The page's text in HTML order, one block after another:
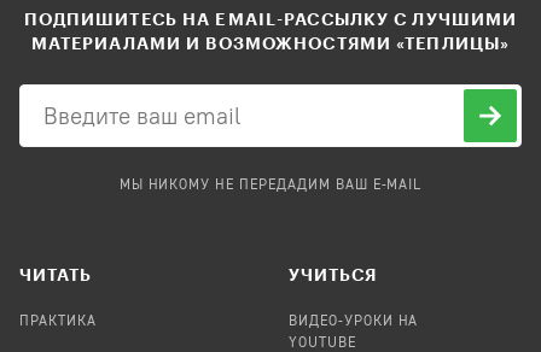
ПОДПИШИТЕСЬ НА EMAIL-РАССЫЛКУ С ЛУЧШИМИ
МАТЕРИАЛАМИ И ВОЗМОЖНОСТЯМИ «ТЕПЛИЦЫ»
МЫ НИКОМУ НЕ ПЕРЕДАДИМ ВАШ E-MAIL
ЧИТАТЬ
ПРАКТИКА
УЧИТЬСЯ
ВИДЕО-УРОКИ НА
YOUTUBE